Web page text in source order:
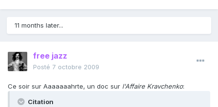
11 months later...
free jazz
Posté 7 octobre 2009
Ce soir sur Aaaaaaahrte, un doc sur l'Affaire Kravchenko:
Citation